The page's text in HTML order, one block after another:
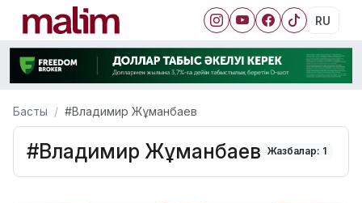
RU
Басты #Владимир Жұманбаев
#Владимир Жұманбаев Жазбалар: 1